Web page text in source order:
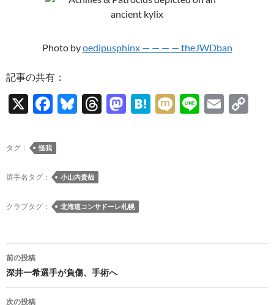
Photo byoedipusphinx — — — — theJWDban
記事の共有：
X
F
e
b
o
o
k
Bl
y
T
M
n
H
M Li
E
タグ： 怪我
選手名タグ： 小山内貴哉
クラブタグ： 北海道コンサドーレ札幌
投
稿
ナ
前の投稿
深井一希選手が負傷、手術へ
次の投稿